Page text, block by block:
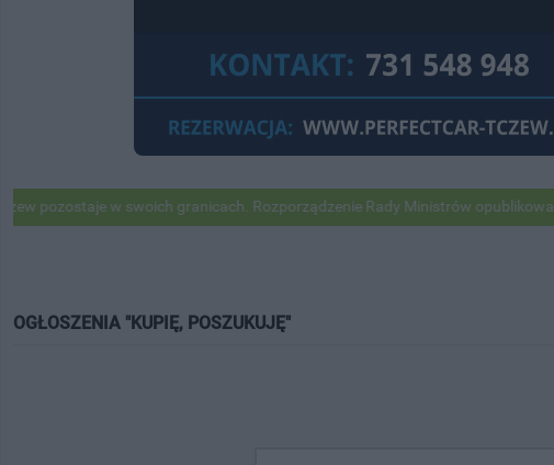
w swoich granicach. Rozporządzenie Rady Ministrów opublikowane
OGŁOSZENIA "KUPIĘ, POSZUKUJĘ"